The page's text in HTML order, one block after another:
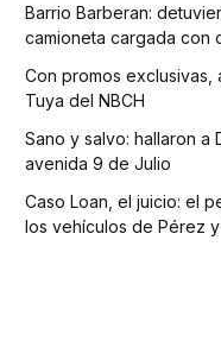
Barrio Barberan:
camioneta cargada con
Con promos exclusivas,
Tuya del NBCH
Sano y salvo: hallaron a
avenida 9 de Julio
Caso Loan, el juicio: el
los vehículos de Pérez y